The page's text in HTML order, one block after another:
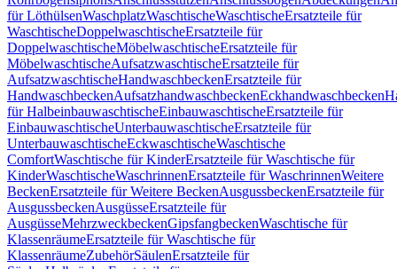
für LöthülsenWaschplatzWaschtischeWaschtischeErsatzteile für
WaschtischeDoppelwaschtischeErsatzteile für
DoppelwaschtischeMöbelwaschtischeErsatzteile für
MöbelwaschtischeAufsatzwaschtischeErsatzteile für
AufsatzwaschtischeHandwaschbeckenErsatzteile für
HandwaschbeckenAufsatzhandwaschbeckenEckhandwaschbecken
für HalbeinbauwaschtischeEinbauwaschtischeErsatzteile für
EinbauwaschtischeUnterbauwaschtischeErsatzteile für
UnterbauwaschtischeEckwaschtischeWaschtische
ComfortWaschtische für KinderErsatzteile für Waschtische für
KinderWaschtischeWaschrinnenErsatzteile für WaschrinnenWeitere
BeckenErsatzteile für Weitere BeckenAusgussbeckenErsatzteile für
AusgussbeckenAusgüsseErsatzteile für
AusgüsseMehrzweckbeckenGipsfangbeckenWaschtische für
KlassenräumeErsatzteile für Waschtische für
KlassenräumeZubehörSäulenErsatzteile für